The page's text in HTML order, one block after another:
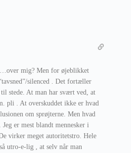
mig? Men for øjeblikket
silenced . Det fortæller
stede. At man har svært ved, at
pli . At overskuddet ikke er hvad
om sprøjterne. Men hvad
er mest blandt mennesker i
virker meget autoritetstro. Hele
utro-e-lig , at selv når man